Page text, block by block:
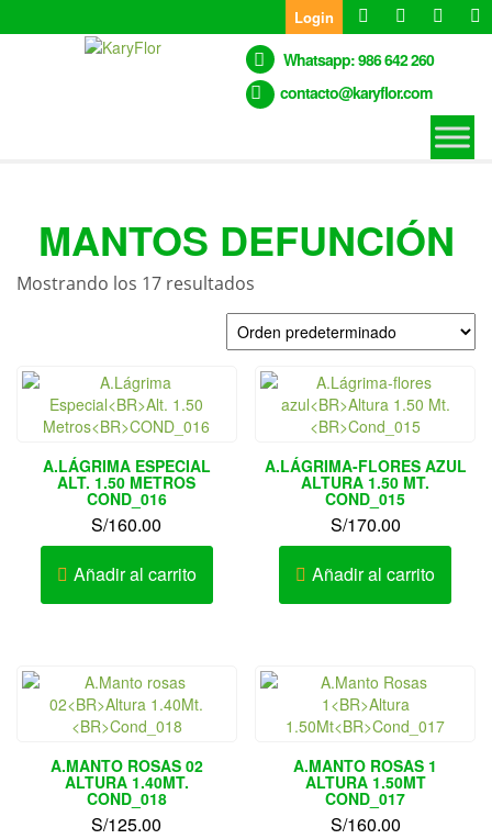
to
Login
Whatsapp: 986 642 260
contacto@karyflor.com
MANTOS DEFUNCIÓN
Mostrando los 17 resultados
A.LÁGRIMA ESPECIAL
ALT. 1.50 METROS
COND_016
S/160.00
Añadir al carrito
A.LÁGRIMA-FLORES AZUL
ALTURA 1.50 MT.
COND_015
S/170.00
Añadir al carrito
A.MANTO ROSAS 02
ALTURA 1.40MT.
COND_018
S/125.00
A.MANTO ROSAS 1
ALTURA 1.50MT
COND_017
S/160.00